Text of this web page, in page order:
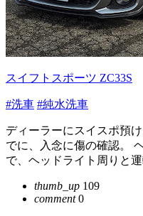
スイフトスポーツ ZC33S
#洗車 #純水洗車
ディーラーにスイスポ預
でに、入念に傷の確認。
で、ヘッドライト周りと
thumb_up 109
comment0